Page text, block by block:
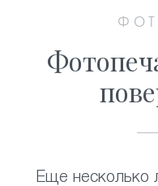
Еще несколько